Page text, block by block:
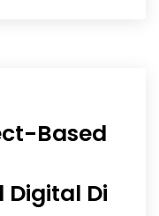
Based
Digital Di